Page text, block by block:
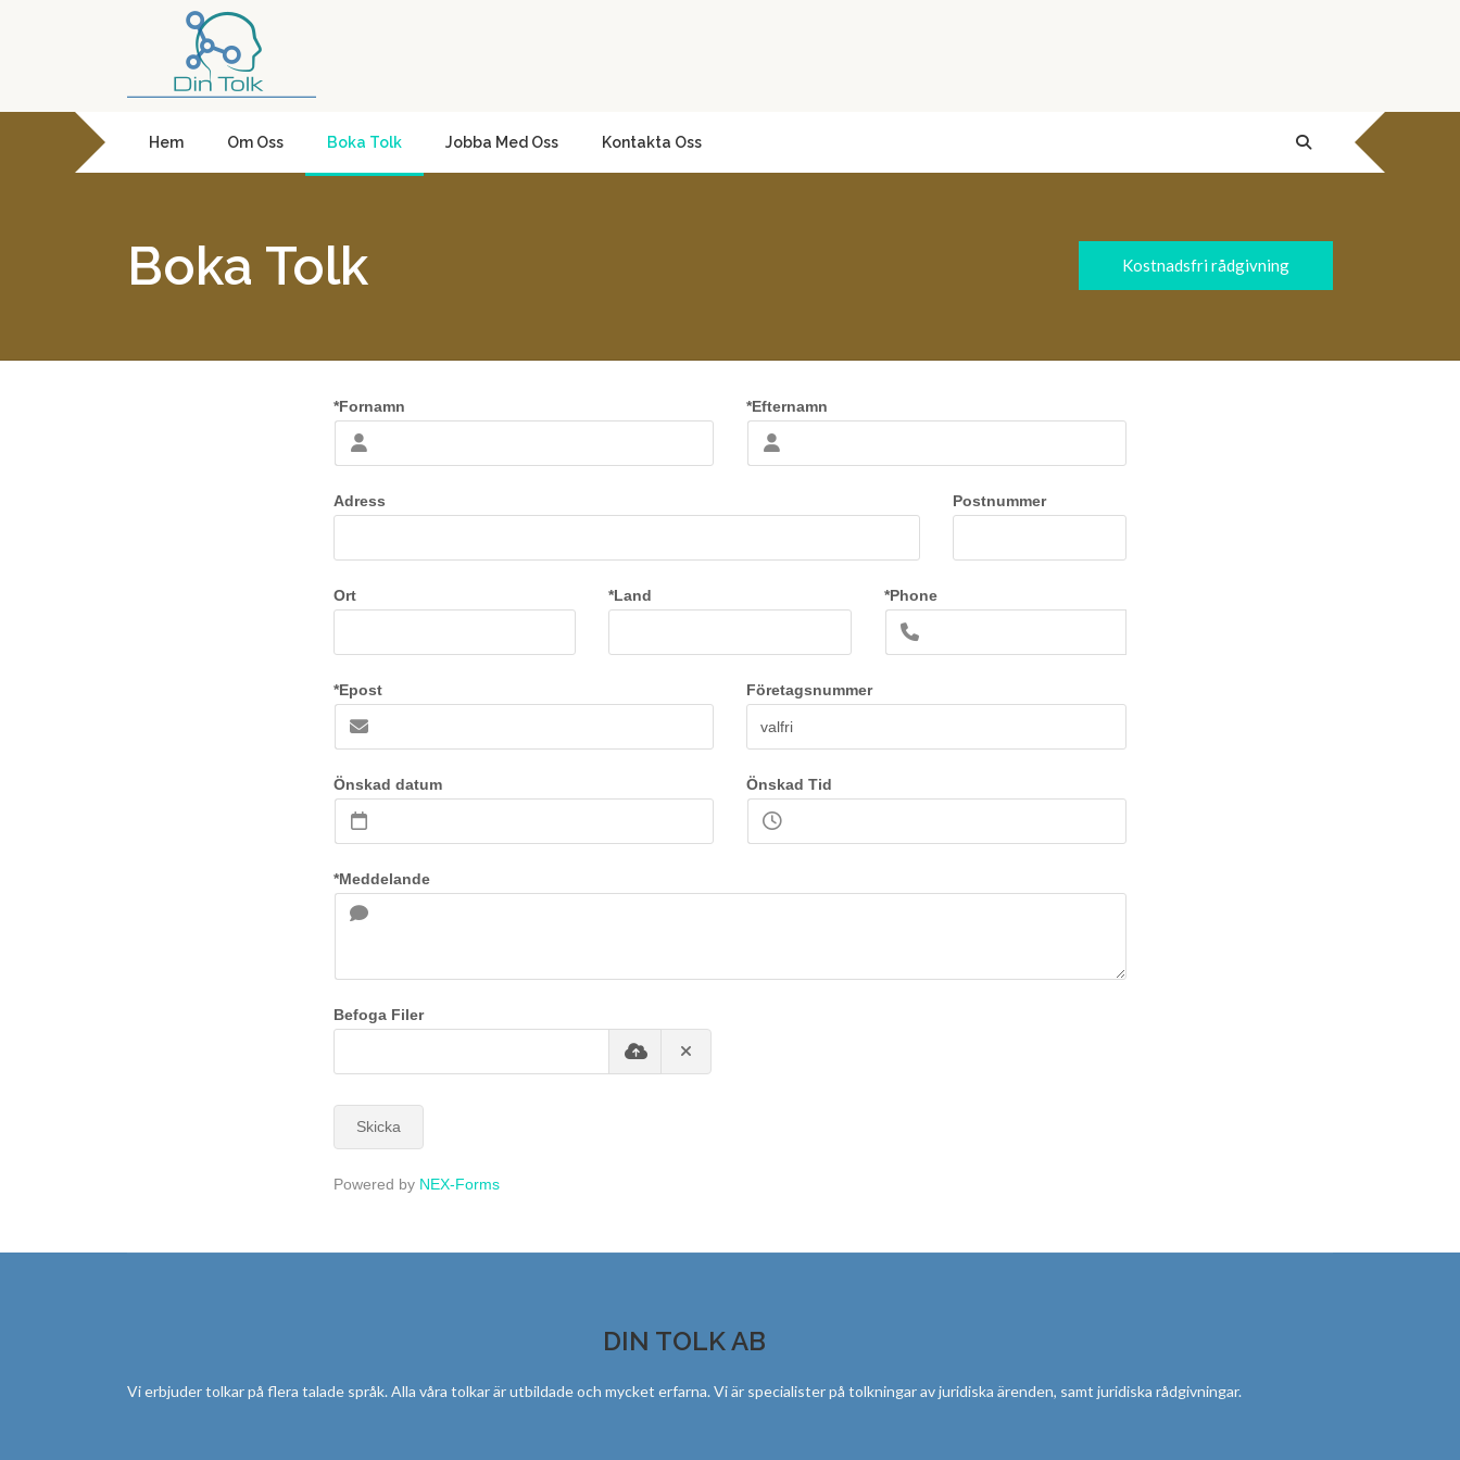
Hem Om Oss Boka Tolk Jobba Med Oss Kontakta Oss
Boka Tolk Kostnadsfri rådgivning
*Fornamn *Efternamn
Adress Postnummer
Ort *Land *Phone
*Epost Företagsnummer
Önskad datum Önskad Tid
*Meddelande
Befoga Filer
Skicka
Powered by NEX-Forms
DIN TOLK AB
Vi erbjuder tolkar på flera talade språk. Alla våra tolkar är utbildade och mycket erfarna. Vi är specialister på tolkningar av juridiska ärenden, samt juridiska rådgivningar.